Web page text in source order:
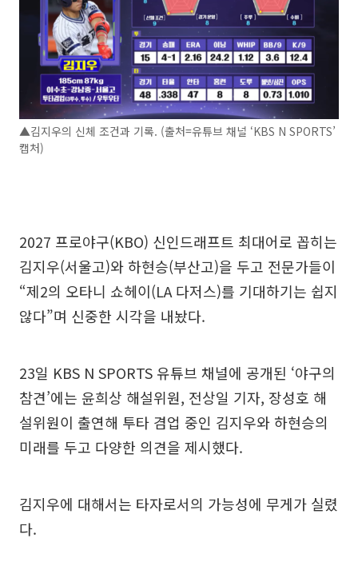
▲김지우의 신체 조건과 기록. (출처=유튜브 채널 ‘KBS N SPORTS’
캡처)
2027 프로야구(KBO) 신인드래프트 최대어로 꼽히는
김지우(서울고)와 하현승(부산고)을 두고 전문가들이
“제2의 오타니 쇼헤이(LA 다저스)를 기대하기는 쉽지
않다”며 신중한 시각을 내놨다.
23일 KBS N SPORTS 유튜브 채널에 공개된 ‘야구의
참견’에는 윤희상 해설위원, 전상일 기자, 장성호 해
설위원이 출연해 투타 겸업 중인 김지우와 하현승의
미래를 두고 다양한 의견을 제시했다.
김지우에 대해서는 타자로서의 가능성에 무게가 실렸
다.